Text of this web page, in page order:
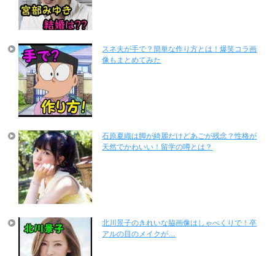
スネ夫が手で？簡単な作り方とは！爆笑コラ画
像もまとめてみた
石原夏織は脚が綺麗だけどあごが残念？性格が
天然でかわいい！留学の噂とは？
北川景子のきれいな脇画像はしゃべくりで！卒
アルの目のメイクが…